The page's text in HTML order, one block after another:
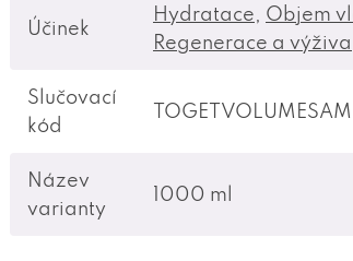
Účinek
Hydratace, Objem
Regenerace a výživa
Slučovací
kód
Název
varianty
1000 ml